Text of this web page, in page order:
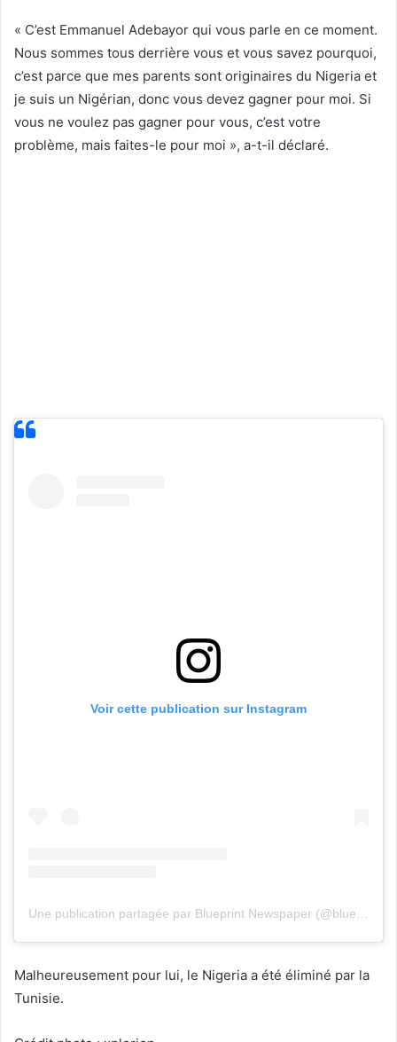
« C’est Emmanuel Adebayor qui vous parle en ce moment.
Nous sommes tous derrière vous et vous savez pourquoi,
c’est parce que mes parents sont originaires du Nigeria et
je suis un Nigérian, donc vous devez gagner pour moi. Si
vous ne voulez pas gagner pour vous, c’est votre
problème, mais faites-le pour moi », a-t-il déclaré.
Voir cette publication sur Instagram
Malheureusement pour lui, le Nigeria a été éliminé par la
Tunisie.